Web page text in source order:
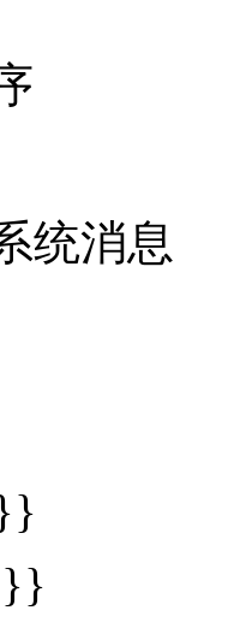
统消息
}}